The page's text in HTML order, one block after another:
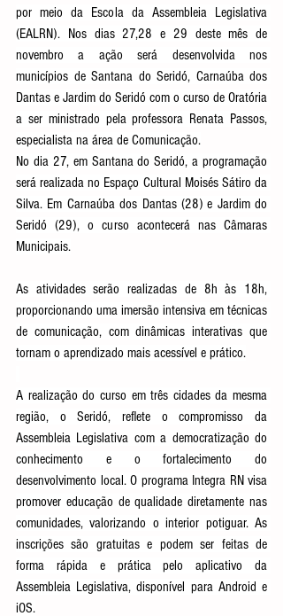
por meio da Escola da Assembleia Legislativa
(EALRN). Nos dias 27,28 e 29 deste mês de
novembro a ação será desenvolvida nos
municípios de Santana do Seridó, Carnaúba dos
Dantas e Jardim do Seridó com o curso de Oratória
a ser ministrado pela professora Renata Passos,
especialista na área de Comunicação.
No dia 27, em Santana do Seridó, a programação
será realizada no Espaço Cultural Moisés Sátiro da
Silva. Em Carnaúba dos Dantas (28) e Jardim do
Seridó (29), o curso acontecerá nas Câmaras
Municipais.
As atividades serão realizadas de 8h às 18h,
proporcionando uma imersão intensiva em técnicas
de comunicação, com dinâmicas interativas que
tornam o aprendizado mais acessível e prático.
A realização do curso em três cidades da mesma
região, o Seridó, reflete o compromisso da
Assembleia Legislativa com a democratização do
conhecimento e o fortalecimento do
desenvolvimento local. O programa Integra RN visa
promover educação de qualidade diretamente nas
comunidades, valorizando o interior potiguar. As
inscrições são gratuitas e podem ser feitas de
forma rápida e prática pelo aplicativo da
Assembleia Legislativa, disponível para Android e
iOS.